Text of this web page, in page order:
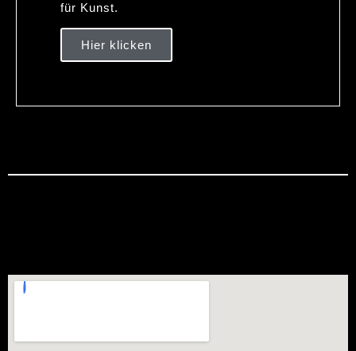
für Kunst.
Hier klicken